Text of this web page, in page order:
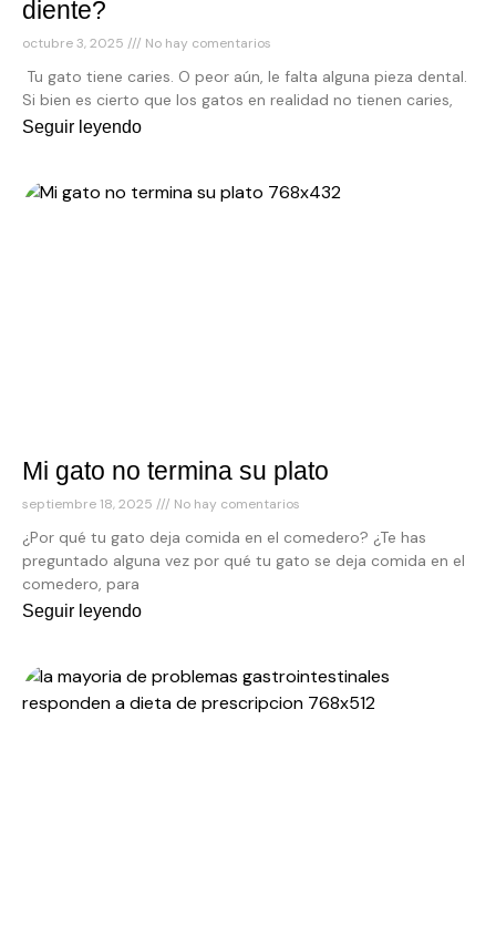
diente?
octubre 3, 2025 No hay comentarios
Tu gato tiene caries. O peor aún, le falta alguna pieza dental.
Si bien es cierto que los gatos en realidad no tienen caries,
Seguir leyendo
Mi gato no termina su plato
septiembre 18, 2025 No hay comentarios
¿Por qué tu gato deja comida en el comedero? ¿Te has
preguntado alguna vez por qué tu gato se deja comida en el
comedero, para
Seguir leyendo